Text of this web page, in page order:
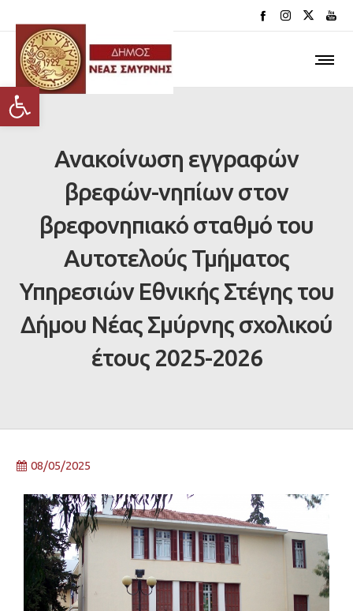
Ανοίξτε τη γραμμή εργαλείων
Ανακοίνωση εγγραφών
βρεφών-νηπίων στον
βρεφονηπιακό σταθμό του
Αυτοτελούς Τμήματος
Υπηρεσιών Εθνικής Στέγης του
Δήμου Νέας Σμύρνης σχολικού
έτους 2025-2026
08/05/2025